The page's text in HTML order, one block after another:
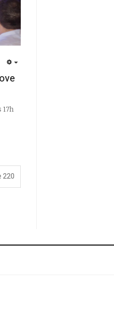
17h
220